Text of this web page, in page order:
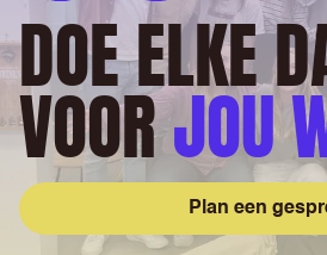
DOE ELKE
VOORJOU
Plan een